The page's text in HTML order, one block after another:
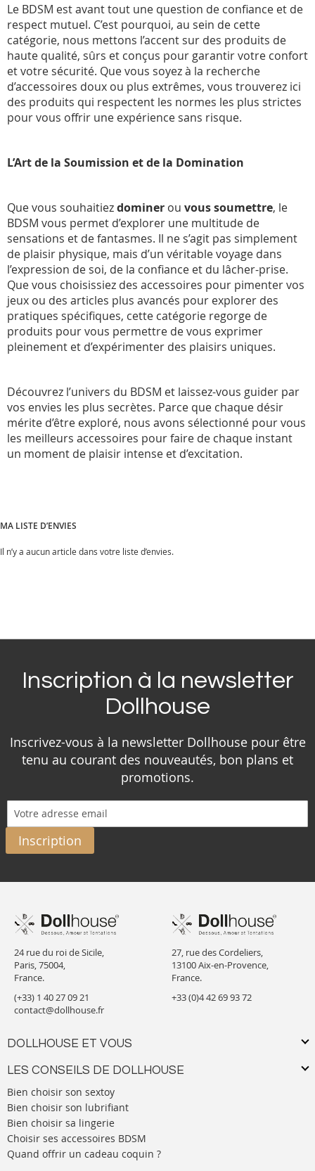
Le BDSM est avant tout une question de confiance et de
respect mutuel. C’est pourquoi, au sein de cette
catégorie, nous mettons l’accent sur des produits de
haute qualité, sûrs et conçus pour garantir votre confort
et votre sécurité. Que vous soyez à la recherche
d’accessoires doux ou plus extrêmes, vous trouverez ici
des produits qui respectent les normes les plus strictes
pour vous offrir une expérience sans risque.
L’Art de la Soumission et de la Domination
Que vous souhaitiezdominer ou vous soumettre, le
BDSM vous permet d’explorer une multitude de
sensations et de fantasmes. Il ne s’agit pas simplement
de plaisir physique, mais d’un véritable voyage dans
l’expression de soi, de la confiance et du lâcher-prise.
Que vous choisissiez des accessoires pour pimenter vos
jeux ou des articles plus avancés pour explorer des
pratiques spécifiques, cette catégorie regorge de
produits pour vous permettre de vous exprimer
pleinement et d’expérimenter des plaisirs uniques.
Découvrez l’univers du BDSM et laissez-vous guider par
vos envies les plus secrètes. Parce que chaque désir
mérite d’être exploré, nous avons sélectionné pour vous
les meilleurs accessoires pour faire de chaque instant
un moment de plaisir intense et d’excitation.
MA LISTE D’ENVIES
Il n’y a aucun article dans votre liste d’envies.
Inscription à la newsletter
Dollhouse
Inscrivez-vous à la newsletter Dollhouse pour être
tenu au courant des nouveautés, bon plans et
promotions.
Inscription
24 rue du roi de Sicile,
Paris, 75004,
France.
(+33) 1 40 27 09 21
contact@dollhouse.fr
DOLLHOUSE ET VOUS
LES CONSEILS DE DOLLHOUSE
Bien choisir son sextoy
Bien choisir son lubrifiant
Bien choisir sa lingerie
Choisir ses accessoires BDSM
Quand offrir un cadeau coquin ?
27, rue des Cordeliers,
13100 Aix-en-Provence,
France.
+33 (0)4 42 69 93 72